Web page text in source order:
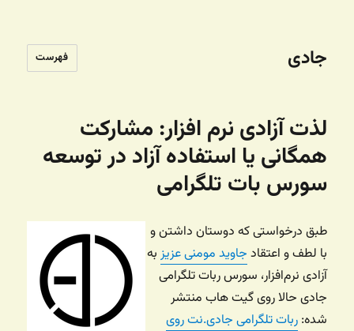
جادی فهرست
لذت آزادی نرم افزار: مشارکت
همگانی یا استفاده آزاد در توسعه
سورس بات تلگرامی
طبق درخواستی که دوستان داشتن و
با لطف و اعتقاد جاوید مومنی عزیز به
آزادی نرم‌افزار، سورس ربات تلگرامی
جادی حالا روی گیت هاب منتشر
شده:ربات تلگرامی جادی.نت روی